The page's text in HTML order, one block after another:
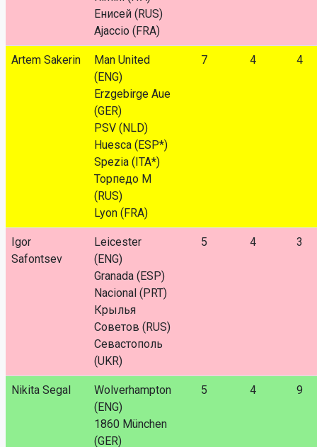
Енисей (RUS)
Ajaccio (FRA)
Artem Sakerin
Man United
(ENG)
Erzgebirge Aue
(GER)
PSV (NLD)
Huesca (ESP*)
Spezia (ITA*)
Торпедо М
(RUS)
Lyon (FRA)
7 4 4
Igor
Safontsev
Leicester
(ENG)
Granada (ESP)
Nacional (PRT)
Крылья
Советов (RUS)
Севастополь
(UKR)
5 4 3
Nikita Segal
Wolverhampton
(ENG)
1860 München
(GER)
5 4 9